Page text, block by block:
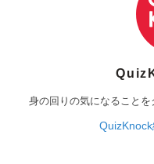
身の回りの気になることを